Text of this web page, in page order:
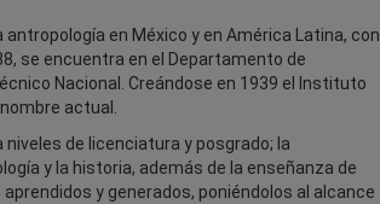
antropología en México y en América Latina, con
se encuentra en el Departamento de
Nacional. Creándose en 1939 el Instituto
actual.
niveles de licenciatura y posgrado; la
y la historia, además de la enseñanza de
y generados, poniéndolos al alcance